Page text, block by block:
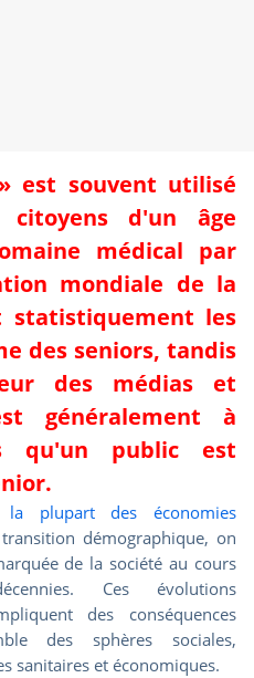
est souvent utilisé
d'un âge
médical par
mondiale de la
statistiquement les
des seniors, tandis
des médias et
généralement à
qu'un public est
la plupart des économies
démographique, on
de la société au cours
Ces évolutions
des conséquences
des sphères sociales,
sanitaires et économiques.